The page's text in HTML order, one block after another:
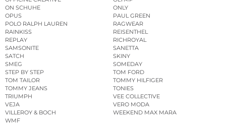
ON SCHUHE
ONLY
OPUS
PAUL GREEN
POLO RALPH LAUREN
RAGWEAR
RAINKISS
REISENTHEL
REPLAY
RICHROYAL
SAMSONITE
SANETTA
SATCH
SKINY
SMEG
SOMEDAY
STEP BY STEP
TOM FORD
TOM TAILOR
TOMMY HILFIGER
TOMMY JEANS
TONIES
TRIUMPH
VEE COLLECTIVE
VEJA
VERO MODA
VILLEROY & BOCH
WEEKEND MAX MARA
WMF